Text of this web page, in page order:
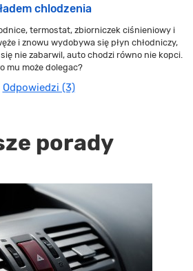
chlodzenia
termostat, zbiorniczek ciśnieniowy i
i znowu wydobywa się płyn chłodniczy,
nie zabarwil, auto chodzi równo nie kopci.
mu może dolegac?
Odpowiedzi (3)
porady